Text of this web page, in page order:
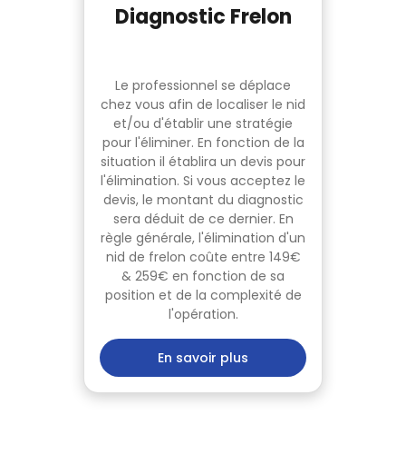
Diagnostic Frelon
Le professionnel se déplace
chez vous afin de localiser le nid
et/ou d'établir une stratégie
pour l'éliminer. En fonction de la
situation il établira un devis pour
l'élimination. Si vous acceptez le
devis, le montant du diagnostic
sera déduit de ce dernier. En
règle générale, l'élimination d'un
nid de frelon coûte entre 149€
& 259€ en fonction de sa
position et de la complexité de
l'opération.
En savoir plus